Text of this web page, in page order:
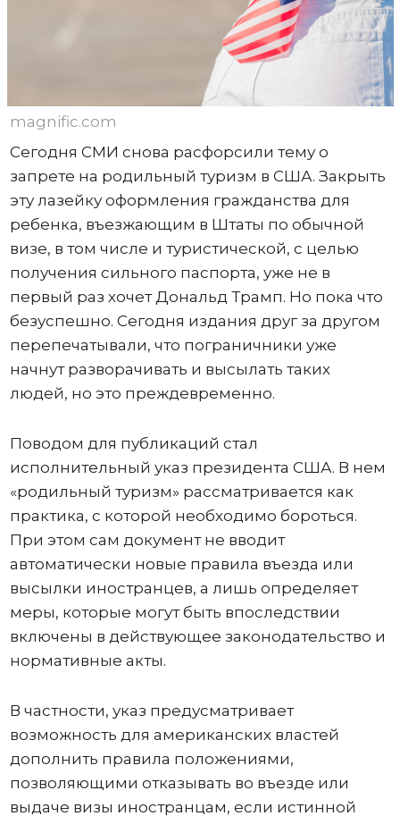
magnific.com
Сегодня СМИ снова расфорсили тему о
запрете на родильный туризм в США. Закрыть
эту лазейку оформления гражданства для
ребенка, въезжающим в Штаты по обычной
визе, в том числе и туристической, с целью
получения сильного паспорта, уже не в
первый раз хочет Дональд Трамп. Но пока что
безуспешно. Сегодня издания друг за другом
перепечатывали, что пограничники уже
начнут разворачивать и высылать таких
людей, но это преждевременно.
Поводом для публикаций стал
исполнительный указ президента США. В нем
«родильный туризм» рассматривается как
практика, с которой необходимо бороться.
При этом сам документ не вводит
автоматически новые правила въезда или
высылки иностранцев, а лишь определяет
меры, которые могут быть впоследствии
включены в действующее законодательство и
нормативные акты.
В частности, указ предусматривает
возможность для американских властей
дополнить правила положениями,
позволяющими отказывать во въезде или
выдаче визы иностранцам, если истинной